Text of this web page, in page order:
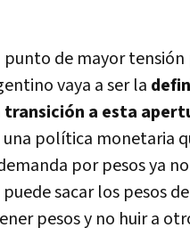
de mayor
vaya a ser la
a esta
política monetaria
por pesos ya
sacar los pesos
pesos y no huir a